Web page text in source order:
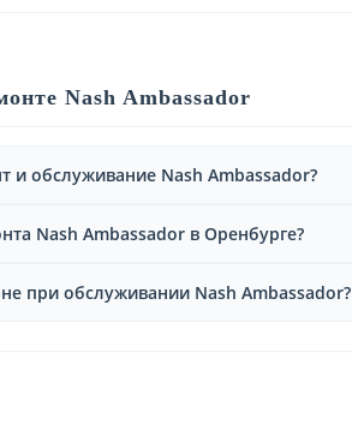
Nash Ambassador
и обслуживание Nash Ambassador?
Nash Ambassador в Оренбурге?
при обслуживании Nash Ambassador?